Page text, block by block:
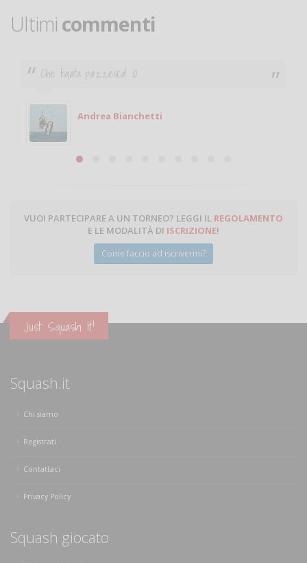
Ultimi commenti
Ciao. Sono a Treviglio da poco e vorrei tornare a
Michele
Michele Miglionico
VUOI PARTECIPARE A UN TORNEO? LEGGI IL REGOLAMENTO
E LE MODALITÀ DI ISCRIZIONE!
Come faccio ad iscrivermi?
Just Squash It!
Squash.it
Chi siamo
Registrati
Contattaci
Privacy Policy
Squash giocato